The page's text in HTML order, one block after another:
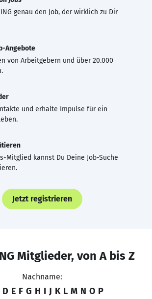
genau den Job, der wirklich zu Dir
Angebote
von Arbeitgebern und über 20.000
und erhalte Impulse für ein
Mitglied kannst Du Deine Job-Suche
Jetzt registrieren
Mitglieder, von A bis Z
Nachname:
D E F G H I J K L M N O P